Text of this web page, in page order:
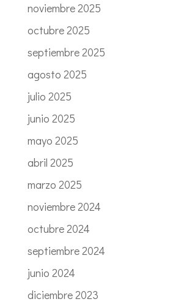
noviembre 2025
octubre 2025
septiembre 2025
agosto 2025
julio 2025
junio 2025
mayo 2025
abril 2025
marzo 2025
noviembre 2024
octubre 2024
septiembre 2024
junio 2024
diciembre 2023